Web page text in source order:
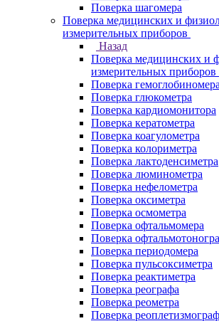
Поверка шагомера
Поверка медицинских и
измерительных приборов
Назад
Поверка медицинских и
измерительных приборов
Поверка гемоглобиномера
Поверка глюкометра
Поверка кардиомонитора
Поверка кератометра
Поверка коагулометра
Поверка колориметра
Поверка лактоденсиметра
Поверка люминометра
Поверка нефелометра
Поверка оксиметра
Поверка осмометра
Поверка офтальмомера
Поверка
Поверка периодомера
Поверка пульсоксиметра
Поверка реактиметра
Поверка реографа
Поверка реометра
Поверка